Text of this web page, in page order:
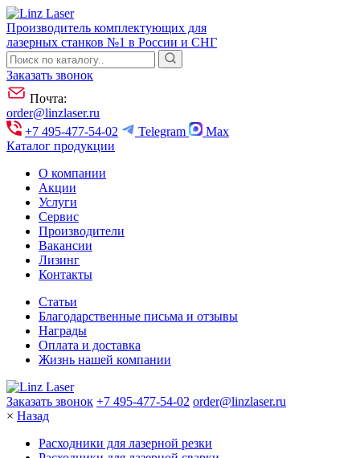
Производитель комплектующих для
лазерных станков №1 в России и СНГ
Заказать звонок
Почта:
order@linzlaser.ru
+7 495-477-54-02
Telegram
Max
Каталог продукции
О компании
Акции
Услуги
Сервис
Производители
Вакансии
Лизинг
Контакты
Статьи
Благодарственные письма и отзывы
Награды
Оплата и доставка
Жизнь нашей компании
Заказать звонок +7 495-477-54-02 order@linzlaser.ru
× Назад
Расходники для лазерной резки